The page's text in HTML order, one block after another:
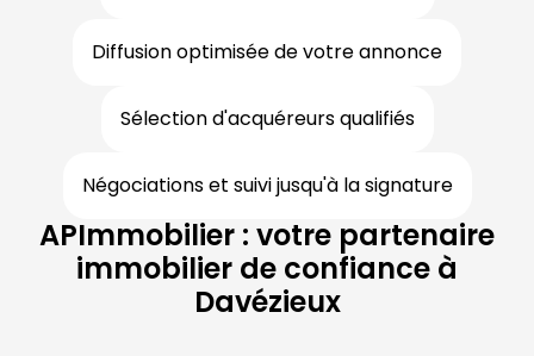
Diffusion optimisée de votre annonce
Sélection d'acquéreurs qualifiés
Négociations et suivi jusqu'à la signature
APImmobilier : votre partenaire
immobilier de confiance à
Davézieux